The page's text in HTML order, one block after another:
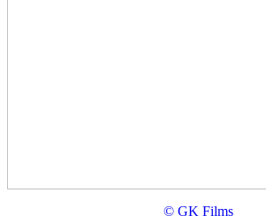
© GK Films